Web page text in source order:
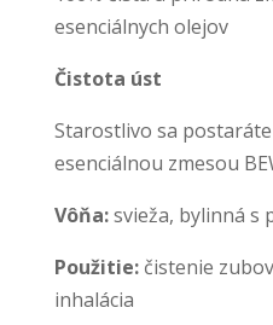
esenciálnych olejov
Čistota úst
Starostlivo sa
esenciálnou zmesou
Vôňa:svieža, bylinná s
Použitie:čistenie
inhalácia